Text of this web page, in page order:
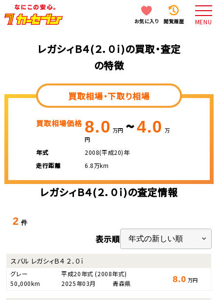
お気に入り 閲覧履歴 MENU
レガシィＢ４(２．０ｉ)の買取・査定
の特徴
買取相場・下取り相場
買取相場価格 8.0 万円 ~4.0 万
円
年式
2008(平成20)年
走行距離
6.8万km
レガシィＢ４(２．０ｉ)の査定情報
2 件
表示順
スバル レガシィＢ４ ２．０ｉ
グレー 平成20年式(2008年式)
50,000km
2025年03月 青森県 8.0 万円